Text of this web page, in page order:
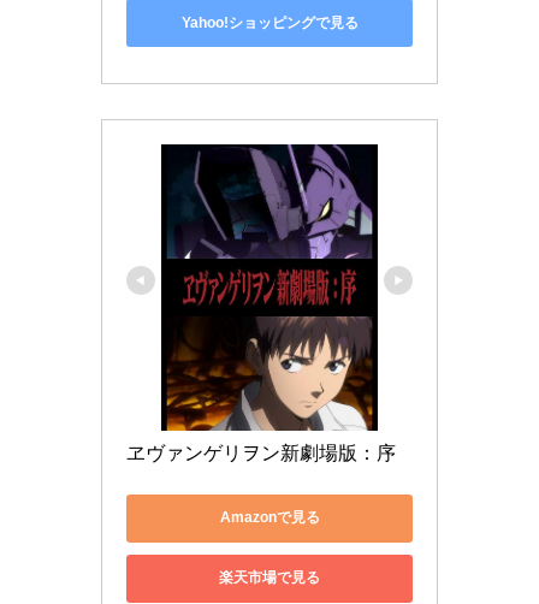
Yahoo!ショッピングで見る
ヱヴァンゲリヲン新劇場版：序
Amazonで見る
楽天市場で見る